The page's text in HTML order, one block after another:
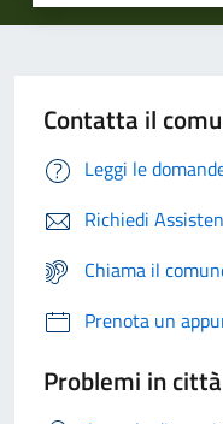
Contatta il
Leggi le
Richiedi
Chiama il
Prenota un
Problemi in città